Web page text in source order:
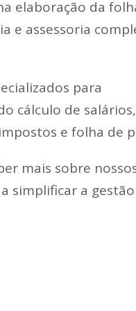
elaboração da
e assessoria
para
cálculo de
e folha de
mais sobre
simplificar a